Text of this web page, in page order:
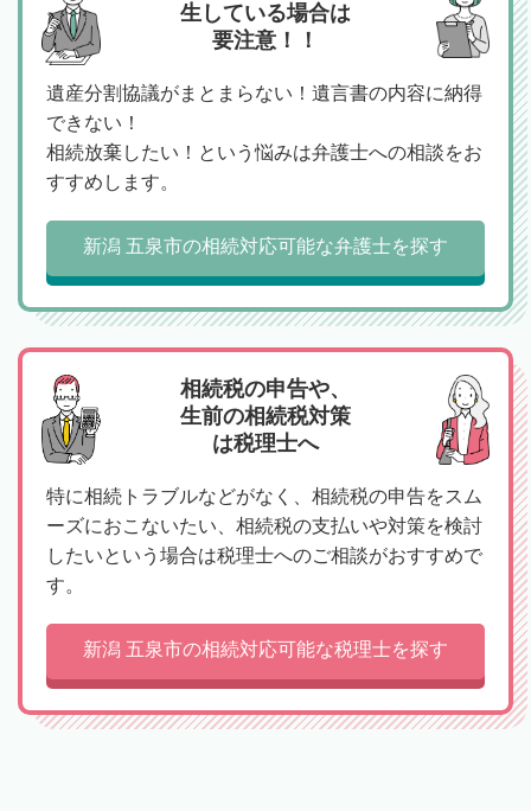
生している場合は
要注意！！
遺産分割協議がまとまらない！遺言書の内容に納得
できない！
相続放棄したい！という悩みは弁護士への相談をお
すすめします。
新潟 五泉市の相続対応可能な弁護士を探す
相続税の申告や、
生前の相続税対策
は税理士へ
特に相続トラブルなどがなく、相続税の申告をスム
ーズにおこないたい、相続税の支払いや対策を検討
したいという場合は税理士へのご相談がおすすめで
す。
新潟 五泉市の相続対応可能な税理士を探す